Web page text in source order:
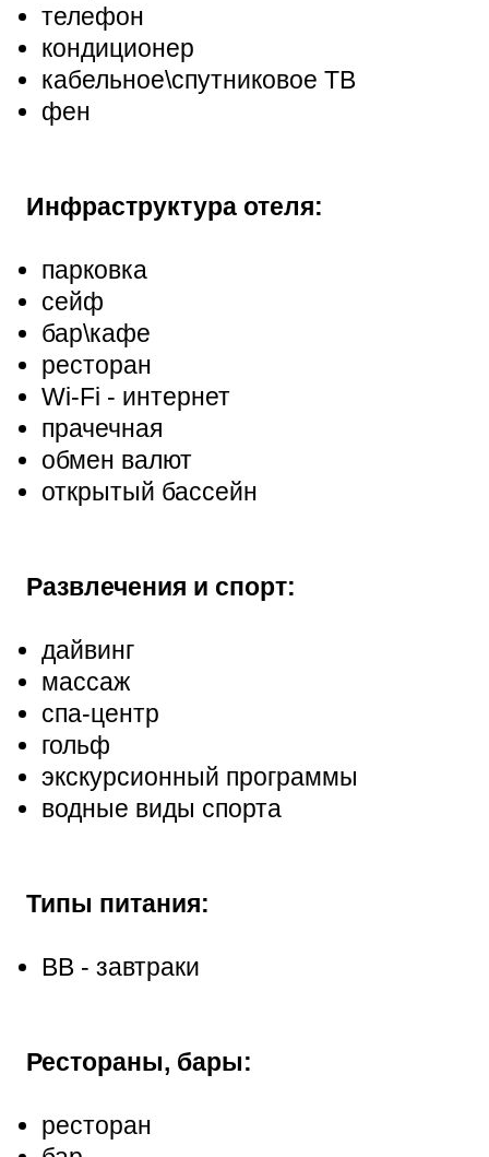
телефон
кондиционер
кабельное\спутниковое ТВ
фен
Инфраструктура отеля:
парковка
сейф
бар\кафе
ресторан
Wi-Fi - интернет
прачечная
обмен валют
открытый бассейн
Развлечения и спорт:
дайвинг
массаж
спа-центр
гольф
экскурсионный программы
водные виды спорта
Типы питания:
ВВ - завтраки
Рестораны, бары:
ресторан